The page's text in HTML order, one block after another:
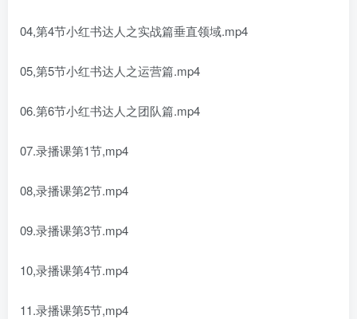
04,第4节小红书达人之实战篇垂直领域.mp4
05,第5节小红书达人之运营篇.mp4
06.第6节小红书达人之团队篇.mp4
07.录播课第1节,mp4
08,录播课第2节.mp4
09.录播课第3节.mp4
10,录播课第4节.mp4
11.录播课第5节,mp4